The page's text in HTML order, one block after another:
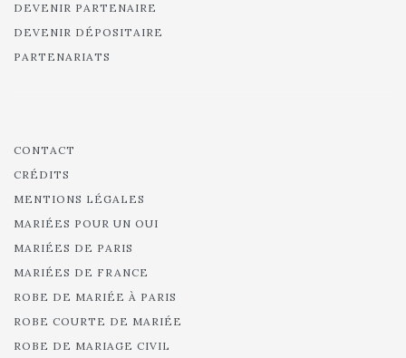
DEVENIR PARTENAIRE
DEVENIR DÉPOSITAIRE
PARTENARIATS
CONTACT
CRÉDITS
MENTIONS LÉGALES
MARIÉES POUR UN OUI
MARIÉES DE PARIS
MARIÉES DE FRANCE
ROBE DE MARIÉE À PARIS
ROBE COURTE DE MARIÉE
ROBE DE MARIAGE CIVIL